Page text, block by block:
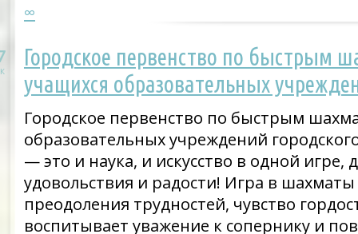
∞
Городское первенство по быстрым
учащихся образовательных
Городское первенство по быстрым
образовательных учреждений
— это и наука, и искусство в одной
удовольствия и радости! Игра в
преодоления трудностей, чувство
воспитывает уважение к сопернику и